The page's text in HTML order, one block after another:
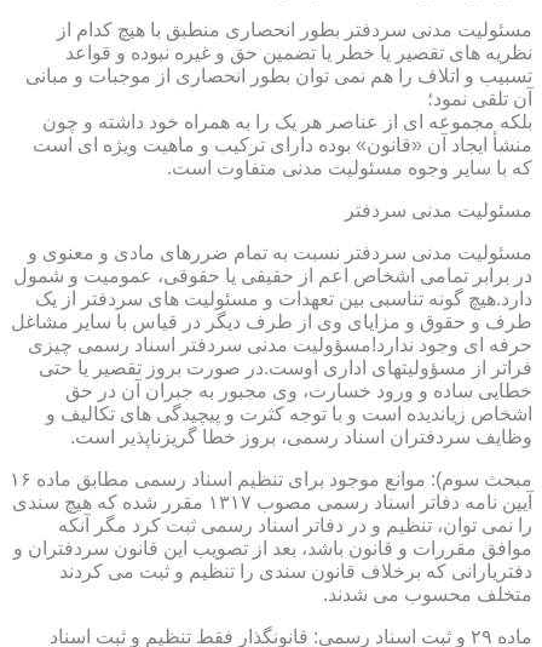
مسئولیت مدنی سردفتر بطور انحصاری منطبق با هیچ کدام از
نظریه های تقصیر یا خطر یا تضمین حق و غیره نبوده و قواعد
تسبیب و اتلاف را هم نمی توان بطور انحصاری از موجبات و مبانی
آن تلقی نمود؛
بلکه مجموعه ای از عناصر هر یک را به همراه خود داشته و چون
منشأ ایجاد آن «قانون» بوده دارای ترکیب و ماهیت ویژه ای است
که با سایر وجوه مسئولیت مدنی متفاوت است.
مسئولیت مدنی سردفتر
مسئولیت مدنی سردفتر نسبت به تمام ضررهای مادی و معنوی و
در برابر تمامی اشخاص اعم از حقیقی یا حقوقی، عمومیت و شمول
دارد.هیچ گونه تناسبی بین تعهدات و مسئولیت های سردفتر از یک
طرف و حقوق و مزایای وی از طرف دیگر در قیاس با سایر مشاغل
حرفه ای وجود ندارد!مسؤولیت مدنی سردفتر اسناد رسمی چیزی
فراتر از مسؤولیتهای اداری اوست.در صورت بروز تقصیر یا حتی
خطایی ساده و ورود خسارت، وی مجبور به جبران آن در حق
اشخاص زیاندیده است و با توجه کثرت و پیچیدگی های تکالیف و
وظایف سردفتران اسناد رسمی، بروز خطا گریزناپذیر است.
مبحث سوم): موانع موجود برای تنظیم اسناد رسمی مطابق ماده ۱۶
آیین نامه دفاتر اسناد رسمی مصوب ۱۳۱۷ مقرر شده که هیچ سندی
را نمی توان، تنظیم و در دفاتر اسناد رسمی ثبت کرد مگر آنکه
موافق مقررات و قانون باشد، بعد از تصویب این قانون سردفتران و
دفتریارانی که برخلاف قانون سندی را تنظیم و ثبت می کردند
متخلف محسوب می شدند.
ماده ۲۹ و ثبت اسناد رسمی: قانونگذار فقط تنظیم و ثبت اسناد